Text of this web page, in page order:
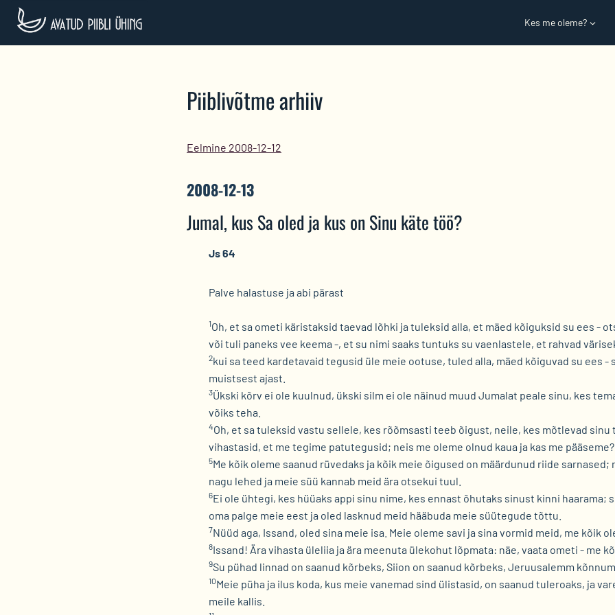
Skip
content
Kes me oleme?
Piiblivõtme arhiiv
Eelmine 2008-12-12
2008-12-13
Jumal, kus Sa oled ja kus on Sinu käte töö?
Js 64
Palve halastuse ja abi pärast
1Oh, et sa ometi käristaksid taevad lõhki ja tuleksid alla, et mäed kõiguksid su ees -
või tuli paneks vee keema -, et su nimi saaks tuntuks su vaenlastele, et rahvad
2kui sa teed kardetavaid tegusid üle meie ootuse, tuled alla, mäed kõiguvad su ees -
muistsest ajast.
3Ükski kõrv ei ole kuulnud, ükski silm ei ole näinud muud Jumalat peale sinu, kes
võiks teha.
4Oh, et sa tuleksid vastu sellele, kes rõõmsasti teeb õigust, neile, kes mõtlevad sinu
vihastasid, et me tegime patutegusid; neis me oleme olnud kaua ja kas me pääseme?
5Me kõik oleme saanud rüvedaks ja kõik meie õigused on määrdunud riide
nagu lehed ja meie süü kannab meid ära otsekui tuul.
6Ei ole ühtegi, kes hüüaks appi sinu nime, kes ennast õhutaks sinust kinni haarama;
oma palge meie eest ja oled lasknud meid hääbuda meie süütegude tõttu.
7Nüüd aga, Issand, oled sina meie isa. Meie oleme savi ja sina vormid meid, me kõik
8Issand! Ära vihasta üleliia ja ära meenuta ülekohut lõpmata: näe, vaata ometi - me
9Su pühad linnad on saanud kõrbeks, Siion on saanud kõrbeks, Jeruusalemm
10Meie püha ja ilus koda, kus meie vanemad sind ülistasid, on saanud tuleroaks, ja
meile kallis.